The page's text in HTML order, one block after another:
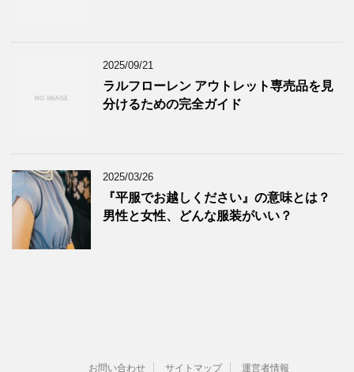
2025/09/21
ラルフローレン アウトレット専売品を見
分けるための完全ガイド
2025/03/26
『平服でお越しください』の意味とは？
男性と女性、どんな服装がいい？
お問い合わせ サイトマップ 運営者情報